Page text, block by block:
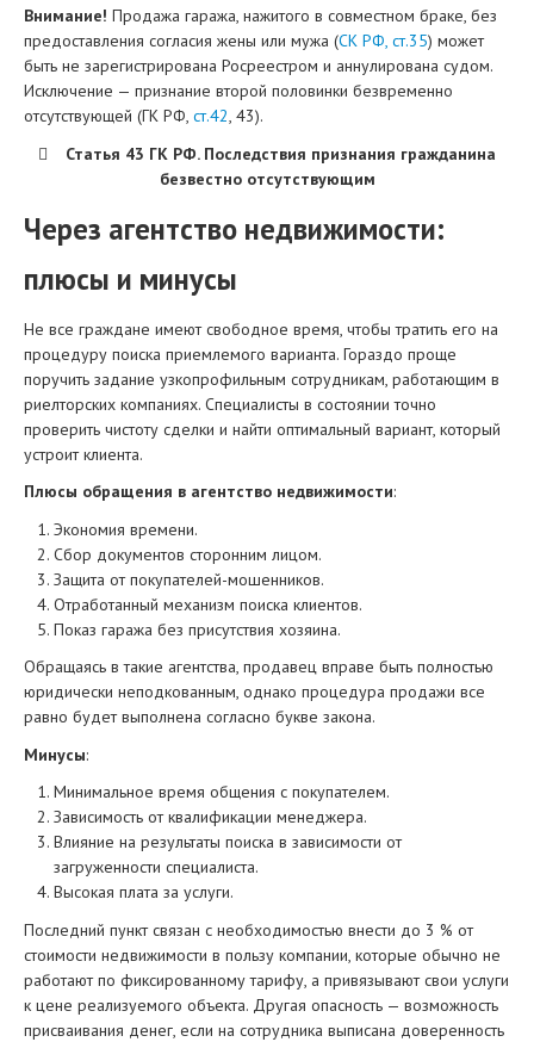
Внимание! Продажа гаража, нажитого в совместном браке, без
предоставления согласия жены или мужа (СК РФ, ст.35) может
быть не зарегистрирована Росреестром и аннулирована судом.
Исключение — признание второй половинки безвременно
отсутствующей (ГК РФ, ст.42, 43).
Статья 43 ГК РФ. Последствия признания гражданина
безвестно отсутствующим
Через агентство недвижимости:
плюсы и минусы
Не все граждане имеют свободное время, чтобы тратить его на
процедуру поиска приемлемого варианта. Гораздо проще
поручить задание узкопрофильным сотрудникам, работающим в
риелторских компаниях. Специалисты в состоянии точно
проверить чистоту сделки и найти оптимальный вариант, который
устроит клиента.
Плюсы обращения в агентство недвижимости:
Экономия времени.
Сбор документов сторонним лицом.
Защита от покупателей-мошенников.
Отработанный механизм поиска клиентов.
Показ гаража без присутствия хозяина.
Обращаясь в такие агентства, продавец вправе быть полностью
юридически неподкованным, однако процедура продажи все
равно будет выполнена согласно букве закона.
Минусы:
Минимальное время общения с покупателем.
Зависимость от квалификации менеджера.
Влияние на результаты поиска в зависимости от
загруженности специалиста.
Высокая плата за услуги.
Последний пункт связан с необходимостью внести до 3 % от
стоимости недвижимости в пользу компании, которые обычно не
работают по фиксированному тарифу, а привязывают свои услуги
к цене реализуемого объекта. Другая опасность — возможность
присваивания денег, если на сотрудника выписана доверенность